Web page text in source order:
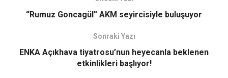
o
k
d
n
“Rumuz Goncagül” AKM seyircisiyle buluşuyor
Sonraki Yazı
ENKA Açıkhava tiyatrosu’nun heyecanla beklenen
etkinlikleri başlıyor!